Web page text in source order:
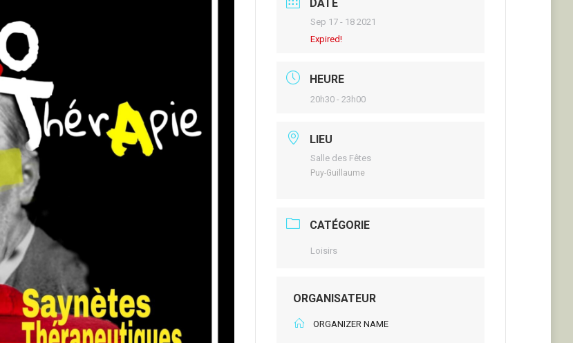
DATE
Sep 17 - 18 2021
Expired!
HEURE
20h30 - 23h00
LIEU
Salle des Fêtes
Puy-Guillaume
CATÉGORIE
Loisirs
ORGANISATEUR
ORGANIZER NAME